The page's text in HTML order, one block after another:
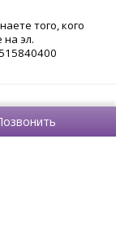
того, кого
эл.